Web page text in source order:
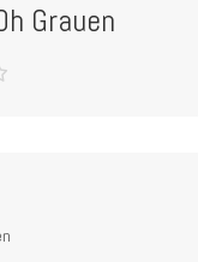
Grauen